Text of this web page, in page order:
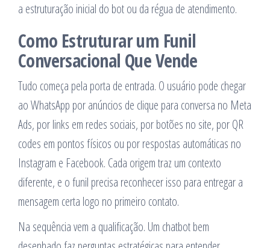
a estruturação inicial do bot ou da régua de atendimento.
Como Estruturar um Funil
Conversacional Que Vende
Tudo começa pela porta de entrada. O usuário pode chegar
ao WhatsApp por anúncios de clique para conversa no Meta
Ads, por links em redes sociais, por botões no site, por QR
codes em pontos físicos ou por respostas automáticas no
Instagram e Facebook. Cada origem traz um contexto
diferente, e o funil precisa reconhecer isso para entregar a
mensagem certa logo no primeiro contato.
Na sequência vem a qualificação. Um chatbot bem